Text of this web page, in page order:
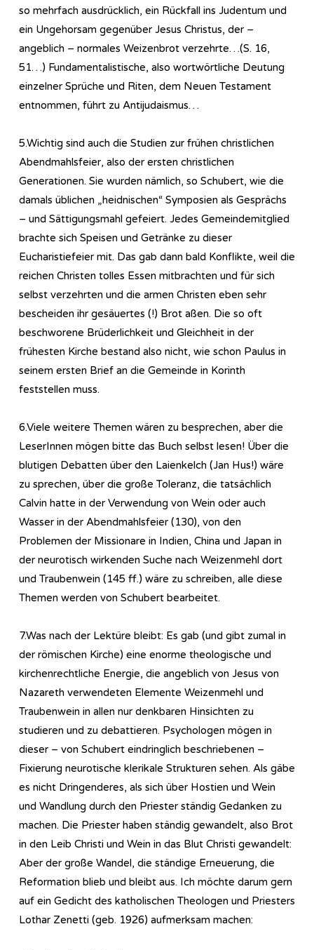
so mehrfach ausdrücklich, ein Rückfall ins Judentum und
ein Ungehorsam gegenüber Jesus Christus, der –
angeblich – normales Weizenbrot verzehrte…(S. 16,
51…) Fundamentalistische, also wortwörtliche Deutung
einzelner Sprüche und Riten, dem Neuen Testament
entnommen, führt zu Antijudaismus…
5.Wichtig sind auch die Studien zur frühen christlichen
Abendmahlsfeier, also der ersten christlichen
Generationen. Sie wurden nämlich, so Schubert, wie die
damals üblichen „heidnischen“ Symposien als Gesprächs
– und Sättigungsmahl gefeiert. Jedes Gemeindemitglied
brachte sich Speisen und Getränke zu dieser
Eucharistiefeier mit. Das gab dann bald Konflikte, weil die
reichen Christen tolles Essen mitbrachten und für sich
selbst verzehrten und die armen Christen eben sehr
bescheiden ihr gesäuertes (!) Brot aßen. Die so oft
beschworene Brüderlichkeit und Gleichheit in der
frühesten Kirche bestand also nicht, wie schon Paulus in
seinem ersten Brief an die Gemeinde in Korinth
feststellen muss.
6.Viele weitere Themen wären zu besprechen, aber die
LeserInnen mögen bitte das Buch selbst lesen! Über die
blutigen Debatten über den Laienkelch (Jan Hus!) wäre
zu sprechen, über die große Toleranz, die tatsächlich
Calvin hatte in der Verwendung von Wein oder auch
Wasser in der Abendmahlsfeier (130), von den
Problemen der Missionare in Indien, China und Japan in
der neurotisch wirkenden Suche nach Weizenmehl dort
und Traubenwein (145 ff.) wäre zu schreiben, alle diese
Themen werden von Schubert bearbeitet.
7.Was nach der Lektüre bleibt: Es gab (und gibt zumal in
der römischen Kirche) eine enorme theologische und
kirchenrechtliche Energie, die angeblich von Jesus von
Nazareth verwendeten Elemente Weizenmehl und
Traubenwein in allen nur denkbaren Hinsichten zu
studieren und zu debattieren. Psychologen mögen in
dieser – von Schubert eindringlich beschriebenen –
Fixierung neurotische klerikale Strukturen sehen. Als gäbe
es nicht Dringenderes, als sich über Hostien und Wein
und Wandlung durch den Priester ständig Gedanken zu
machen. Die Priester haben ständig gewandelt, also Brot
in den Leib Christi und Wein in das Blut Christi gewandelt:
Aber der große Wandel, die ständige Erneuerung, die
Reformation blieb und bleibt aus. Ich möchte darum gern
auf ein Gedicht des katholischen Theologen und Priesters
Lothar Zenetti (geb. 1926) aufmerksam machen: